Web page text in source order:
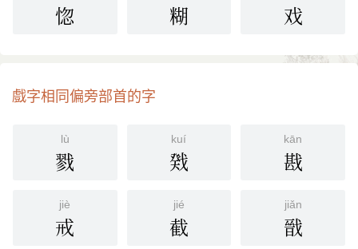
惚 糊 戏
戲字相同偏旁部首的字
lù
戮
kuí
戣
kān
戡
jiè
戒
jié
截
jiǎn
戩